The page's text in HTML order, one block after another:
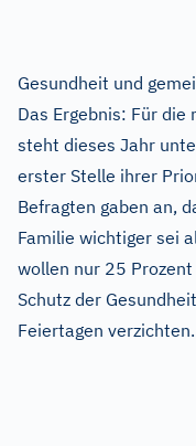
Gesundheit und
Das Ergebnis: Für
steht dieses Jahr
erster Stelle ihrer
Befragten gaben an,
Familie wichtiger sei
wollen nur 25
Schutz der
Feiertagen verzichten.